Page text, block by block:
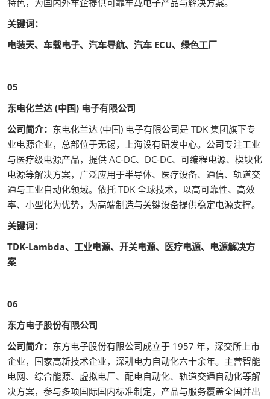
关键词：
电装天、车载电子、汽车导航、汽车 ECU、绿色工厂
05
东电化兰达 (中国) 电子有限公司
公司简介： 东电化兰达 (中国) 电子有限公司是 TDK 集团旗下专
业电源企业，总部位于无锡，上海设有研发中心。公司专注工业
与医疗级电源产品，提供 AC-DC、DC-DC、可编程电源、模块化
电源等解决方案，广泛应用于半导体、医疗设备、通信、轨道交
通与工业自动化领域。依托 TDK 全球技术，以高可靠性、高效
率、小型化为优势，为高端制造与关键设备提供稳定电源支撑。
关键词：
TDK-Lambda、工业电源、开关电源、医疗电源、电源解决方
案
06
东方电子股份有限公司
公司简介： 东方电子股份有限公司成立于 1957 年，深交所上市
企业，国家高新技术企业，深耕电力自动化六十余年。主营智能
电网、综合能源、虚拟电厂、配电自动化、轨道交通自动化等解
决方案，参与多项国际国内标准制定，产品与服务覆盖全国并出